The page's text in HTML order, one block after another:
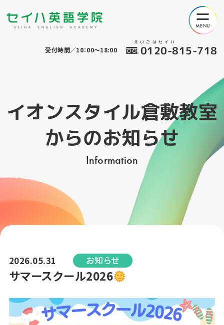
えいごはセイハ
0120-815-718
受付時間／10：00～18:00
イオンスタイル倉敷教室
からのお知らせ
Information
2026.05.31 お知らせ
サマースクール2026